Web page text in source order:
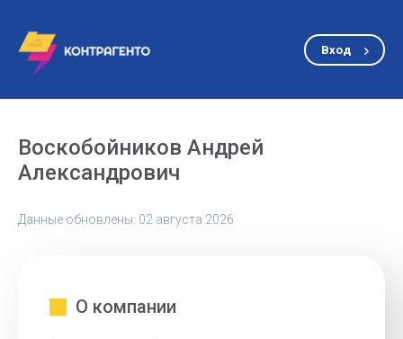
Вход
Воскобойников Андрей
Александрович
Данные обновлены: 02 августа 2026
О компании